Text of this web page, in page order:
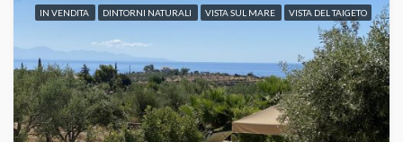
IN VENDITA DINTORNI NATURALI VISTA SUL MARE VISTA DEL TAIGETO